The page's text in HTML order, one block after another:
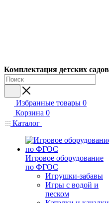
Комплектация детских
Избранные товары 0
Корзина 0
Каталог
Игровое оборудование
по ФГОС
Игрушки-забавы
Игры с водой и
песком